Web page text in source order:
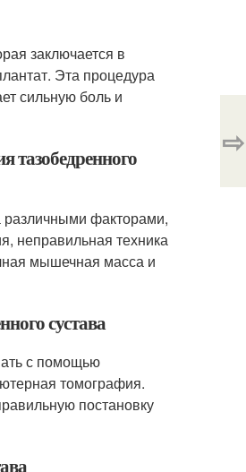
заключается в
Эта процедура
сильную боль и
тазобедренного
различными факторами,
неправильная техника
мышечная масса и
сустава
с помощью
томография.
постановку
⇨